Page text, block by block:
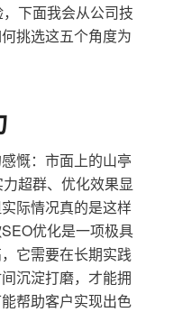
下面我会从公司技
挑选这五个角度为
慨：市面上的山亭
超群、优化效果显
际情况真的是这样
优化是一项极具
它需要在长期实践
沉淀打磨，才能拥
帮助客户实现出色